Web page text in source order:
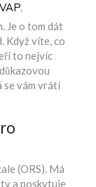
Je o tom dát
Když víte, co
to nejvíc
se vám vrátí
(ORS). Má
a poskytuje